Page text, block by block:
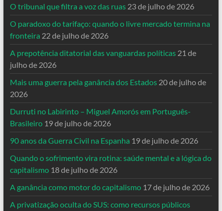
O tribunal que filtra a voz das ruas 23 de julho de 2026
O paradoxo do tarifaço: quando o livre mercado termina na
fronteira 22 de julho de 2026
A prepotência ditatorial das vanguardas políticas 21 de
julho de 2026
Mais uma guerra pela ganância dos Estados 20 de julho de
2026
Durruti no Labirinto – Miguel Amorós em Português-
Brasileiro 19 de julho de 2026
90 anos da Guerra Civil na Espanha 19 de julho de 2026
Quando o sofrimento vira rotina: saúde mental e a lógica do
capitalismo 18 de julho de 2026
A ganância como motor do capitalismo 17 de julho de 2026
A privatização oculta do SUS: como recursos públicos